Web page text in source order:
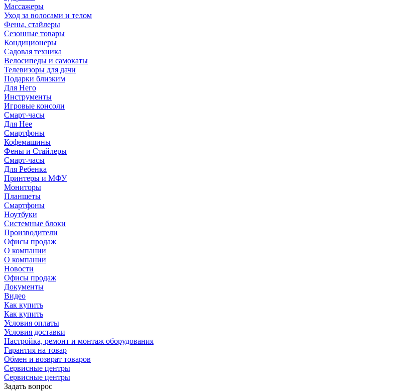
Массажеры
Уход за волосами и телом
Фены, стайлеры
Сезонные товары
Кондиционеры
Садовая техника
Велосипеды и самокаты
Телевизоры для дачи
Подарки близким
Для Него
Инструменты
Игровые консоли
Смарт-часы
Для Нее
Смартфоны
Кофемашины
Фены и Стайлеры
Смарт-часы
Для Ребенка
Принтеры и МФУ
Мониторы
Планшеты
Смартфоны
Ноутбуки
Системные блоки
Производители
Офисы продаж
О компании
О компании
Новости
Офисы продаж
Документы
Видео
Как купить
Как купить
Условия оплаты
Условия доставки
Настройка, ремонт и монтаж оборудования
Гарантия на товар
Обмен и возврат товаров
Сервисные центры
Сервисные центры
Задать вопрос